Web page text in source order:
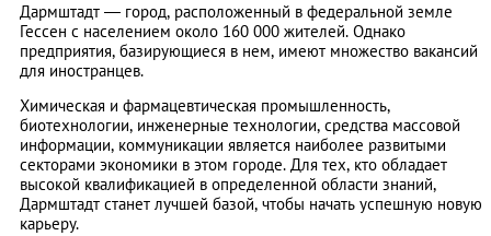
Дармштадт — город, расположенный в федеральной земле
Гессен с населением около 160 000 жителей. Однако
предприятия, базирующиеся в нем, имеют множество вакансий
для иностранцев.
Химическая и фармацевтическая промышленность,
биотехнологии, инженерные технологии, средства массовой
информации, коммуникации является наиболее развитыми
секторами экономики в этом городе. Для тех, кто обладает
высокой квалификацией в определенной области знаний,
Дармштадт станет лучшей базой, чтобы начать успешную новую
карьеру.